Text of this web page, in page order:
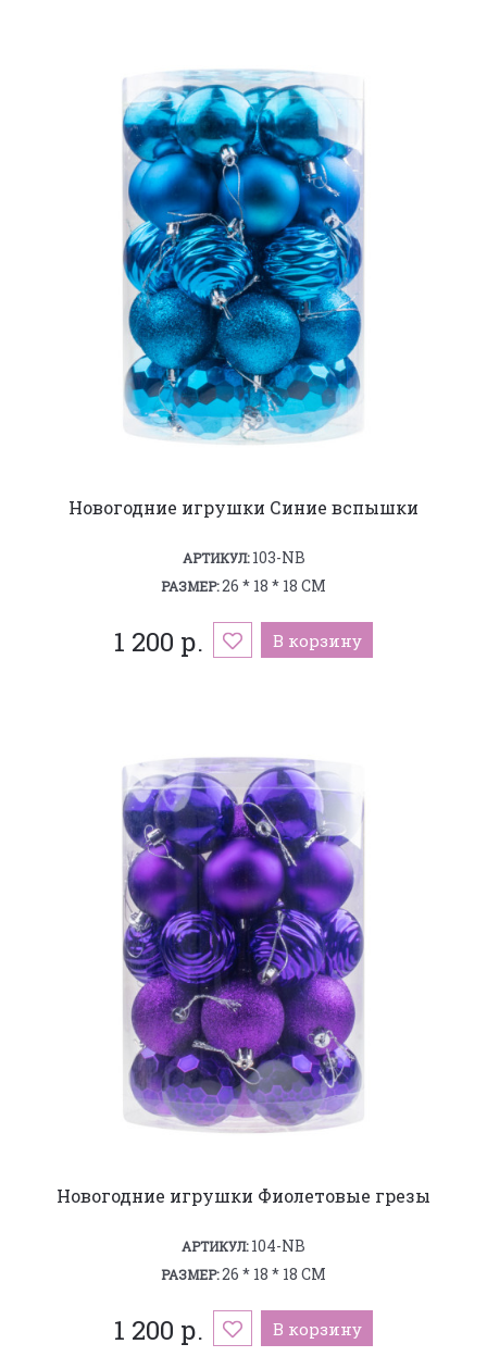
Новогодние игрушки Синие вспышки
АРТИКУЛ:103-NB
РАЗМЕР:26 * 18 * 18 СМ
1 200 р. В корзину
Новогодние игрушки Фиолетовые грезы
АРТИКУЛ:104-NB
РАЗМЕР:26 * 18 * 18 СМ
1 200 р. В корзину